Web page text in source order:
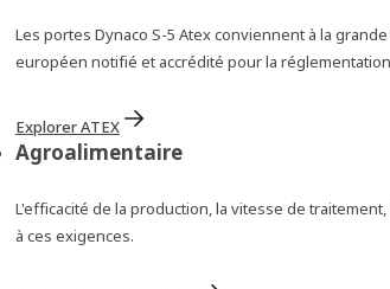
Les portes Dynaco S-5 Atex conviennent à la
européen notifié et accrédité pour la
Explorer ATEX
Agroalimentaire
L'efficacité de la production, la vitesse de
à ces exigences.